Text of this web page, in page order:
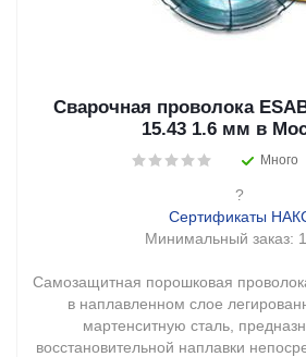
Сварочная проволока
15.43 1.6 мм в
Много
?
Сертификаты
Минимальный заказ:
Самозащитная порошковая
в наплавленном слое
мартенситную сталь,
восстановительной наплавки